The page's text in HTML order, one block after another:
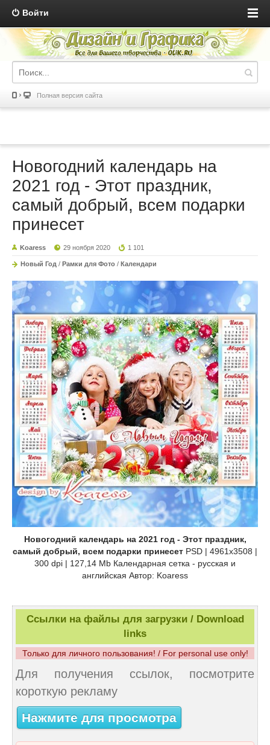
Войти
Полная версия сайта
Новогодний календарь на
2021 год - Этот праздник,
самый добрый, всем подарки
принесет
Koaress 29 ноября 2020 1 101
Новый Год / Рамки для Фото / Календари
Новогодний календарь на 2021 год - Этот праздник,
самый добрый, всем подарки принесет PSD | 4961x3508 |
300 dpi | 127,14 Mb Календарная сетка - русская и
английская Автор: Koaress
Ссылки на файлы для загрузки / Download
links
Только для личного пользования! / For personal use only!
Для получения ссылок, посмотрите
короткую рекламу
Нажмите для просмотра